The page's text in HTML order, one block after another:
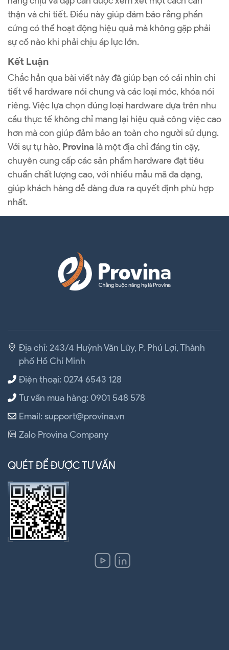
thận và chi tiết. Điều này giúp đảm bảo rằng phần
cứng có thể hoạt động hiệu quả mà không gặp phải
sự cố nào khi phải chịu áp lực lớn.
Kết Luận
Chắc hẳn qua bài viết này đã giúp bạn có cái nhìn chi
tiết về hardware nói chung và các loại móc, khóa nói
riêng. Việc lựa chọn đúng loại hardware dựa trên nhu
cầu thực tế không chỉ mang lại hiệu quả công việc cao
hơn mà con giúp đảm bảo an toàn cho người sử dụng.
Với sự tự hào, Provina là một địa chỉ đáng tin cậy,
chuyên cung cấp các sản phẩm hardware đạt tiêu
chuẩn chất lượng cao, với nhiều mẫu mã đa dạng,
giúp khách hàng dễ dàng đưa ra quyết định phù hợp
nhất.
Địa chỉ: 243/4 Huỳnh Văn Lũy, P. Phú Lợi, Thành
phố Hồ Chí Minh
Điện thoại: 0274 6543 128
Tư vấn mua hàng: 0901 548 578
Email: support@provina.vn
Zalo Provina Company
QUÉT ĐỂ ĐƯỢC TƯ VẤN